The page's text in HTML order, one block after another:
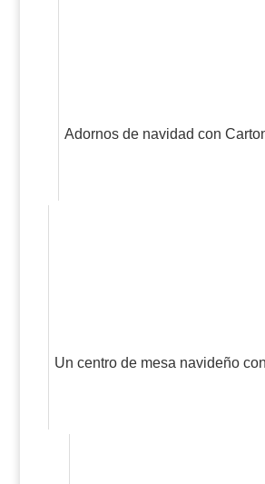
Adornos de navidad con
Un centro de mesa navideño